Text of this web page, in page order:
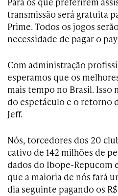
transmissão será gratuita
Prime. Todos os jogos
necessidade de pagar o
Com administração
esperamos que os
mais tempo no Brasil. Isso
do espetáculo e o retorno
Jeff.
Nós, torcedores dos 20
cativo de 142 milhões de
dados do Ibope-Repucom
que a maioria de nós fará
dia seguinte pagando os